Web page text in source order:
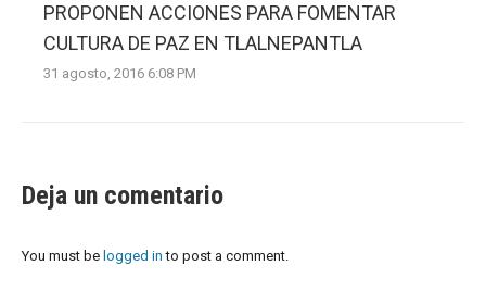
PROPONEN ACCIONES PARA FOMENTAR
CULTURA DE PAZ EN TLALNEPANTLA
31 agosto, 2016 6:08 PM
Deja un comentario
You must be logged in to post a comment.